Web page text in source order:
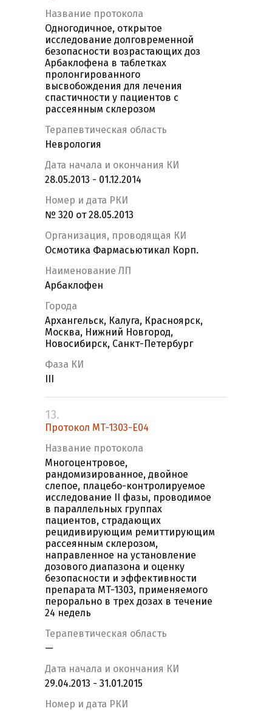
Название протокола
Одногодичное, открытое
исследование долговременной
безопасности возрастающих доз
Арбаклофена в таблетках
пролонгированного
высвобождения для лечения
спастичности у пациентов с
рассеянным склерозом
Терапевтическая область
Неврология
Дата начала и окончания КИ
28.05.2013 - 01.12.2014
Номер и дата РКИ
№ 320 от 28.05.2013
Организация, проводящая КИ
Осмотика Фармасьютикал Корп.
Наименование ЛП
Арбаклофен
Города
Архангельск, Калуга, Красноярск,
Москва, Нижний Новгород,
Новосибирск, Санкт-Петербург
Фаза КИ
13.
Протокол MT-1303-E04
Название протокола
Многоцентровое,
рандомизированное, двойное
слепое, плацебо-контролируемое
исследование II фазы, проводимое
в параллельных группах
пациентов, страдающих
рецидивирующим ремиттирующим
рассеянным склерозом,
направленное на установление
дозового диапазона и оценку
безопасности и эффективности
препарата MT-1303, применяемого
перорально в трех дозах в течение
24 недель
Терапевтическая область
—
Дата начала и окончания КИ
29.04.2013 - 31.01.2015
Номер и дата РКИ